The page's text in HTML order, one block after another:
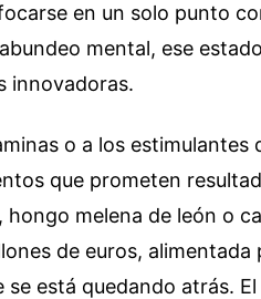
en un solo punto
mental, ese
innovadoras.
o a los estimulantes
que prometen
melena de león o
de euros, alimentada
está quedando atrás.